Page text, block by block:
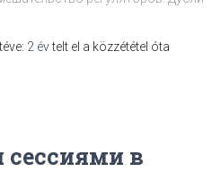
2 évtelt el a közzététel óta
сессиями в